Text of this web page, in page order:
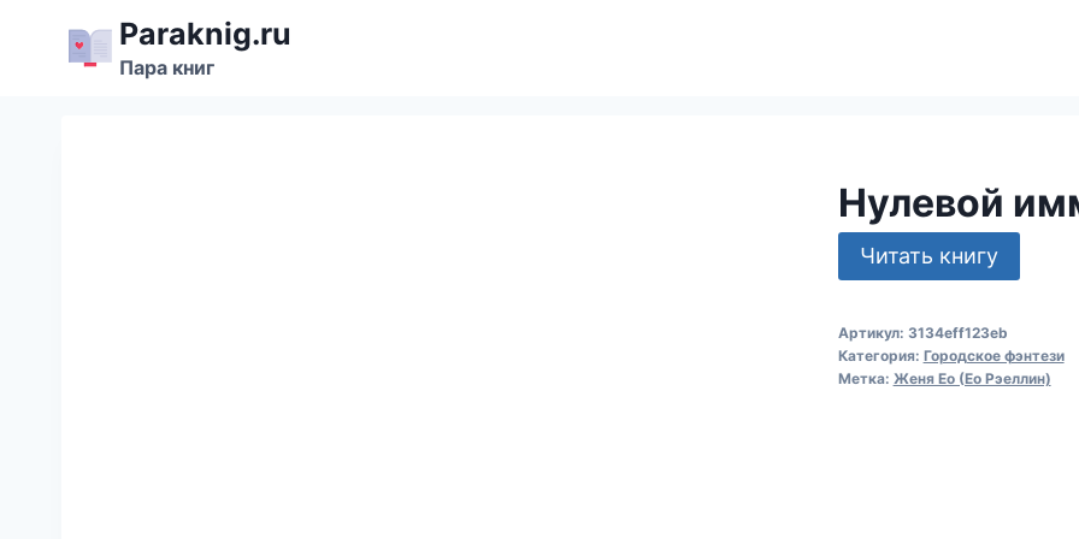
содержимому
Paraknig.ru
Пара книг
Нулевой
Читать книгу
Артикул: 3134eff123eb
Категория: Городское фэнтези
Метка: Женя Ео (Ео Рэеллин)